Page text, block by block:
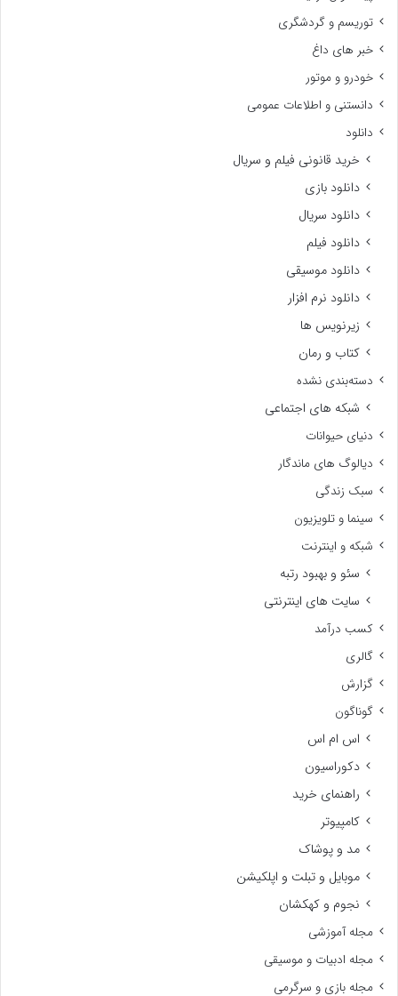
توریسم و گردشگری
خبر های داغ
خودرو و موتور
دانستنی و اطلاعات عمومی
دانلود
خرید قانونی فیلم و سریال
دانلود بازی
دانلود سریال
دانلود فیلم
دانلود موسیقی
دانلود نرم افزار
زیرنویس ها
کتاب و رمان
دسته‌بندی نشده
شبکه های اجتماعی
دنیای حیوانات
دیالوگ های ماندگار
سبک زندگی
سینما و تلویزیون
شبکه و اینترنت
سئو و بهبود رتبه
سایت های اینترنتی
کسب درآمد
گالری
گزارش
گوناگون
اس ام اس
دکوراسیون
راهنمای خرید
کامپیوتر
مد و پوشاک
موبایل و تبلت و اپلکیشن
نجوم و کهکشان
مجله آموزشی
مجله ادبیات و موسیقی
مجله بازی و سرگرمی